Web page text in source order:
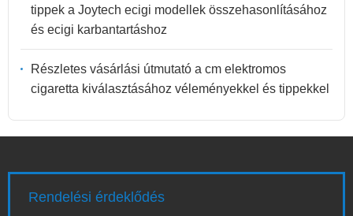
tippek a Joytech ecigi modellek összehasonlításához
és ecigi karbantartáshoz
Részletes vásárlási útmutató a cm elektromos
cigaretta kiválasztásához véleményekkel és tippekkel
Rendelési érdeklődés